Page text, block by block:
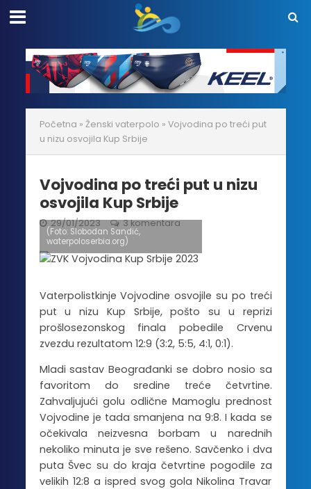
Početna » Ženski vaterpolo » Vojvodina po treći put
u nizu osvojila Kup Srbije
Vojvodina po treći put u nizu
osvojila Kup Srbije
29/01/2023 3 komentara
(Foto: Slobodan Sandić,
waterpoloserbia.org)
Vaterpolistkinje Vojvodine osvojile su po treći
put u nizu Kup Srbije, pošto su u reprizi
prošlosezonskog finala pobedile Crvenu
zvezdu rezultatom 12:9 (3:2, 5:5, 4:1, 0:1).
Mladi sastav Beograđanki se dobro nosio sa
favoritom do sredine treće četvrtine.
Zahvaljujući golu odlične Mamoglu prednost
Vojvodine je tada smanjena na 9:8. I kada se
očekivala neizvesna borbam u narednih
nekoliko minuta je sve rešeno. Savčenko i dva
puta Švec su do kraja četvrtine pogodile za
velikih 12:8 a ispred svog gola Nikolina Travar